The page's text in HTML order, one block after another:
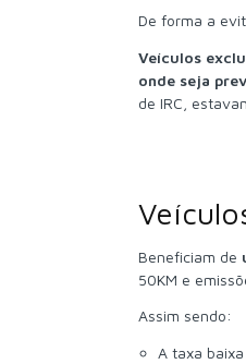
De forma a
Veículos
onde seja
de IRC,
Beneficiam de
50KM e
Assim sendo:
A taxa